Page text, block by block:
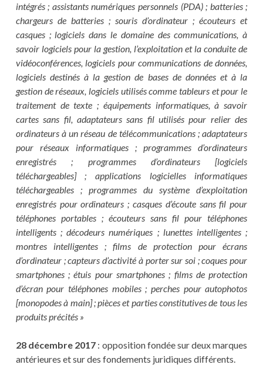
intégrés ; assistants numériques personnels (PDA) ; batteries ;
chargeurs de batteries ; souris d’ordinateur ; écouteurs et
casques ; logiciels dans le domaine des communications, à
savoir logiciels pour la gestion, l’exploitation et la conduite de
vidéoconférences, logiciels pour communications de données,
logiciels destinés à la gestion de bases de données et à la
gestion de réseaux, logiciels utilisés comme tableurs et pour le
traitement de texte ; équipements informatiques, à savoir
cartes sans fil, adaptateurs sans fil utilisés pour relier des
ordinateurs à un réseau de télécommunications ; adaptateurs
pour réseaux informatiques ; programmes d’ordinateurs
enregistrés ; programmes d’ordinateurs [logiciels
téléchargeables] ; applications logicielles informatiques
téléchargeables ; programmes du système d’exploitation
enregistrés pour ordinateurs ; casques d’écoute sans fil pour
téléphones portables ; écouteurs sans fil pour téléphones
intelligents ; décodeurs numériques ; lunettes intelligentes ;
montres intelligentes ; films de protection pour écrans
d’ordinateur ; capteurs d’activité à porter sur soi ; coques pour
smartphones ; étuis pour smartphones ; films de protection
d’écran pour téléphones mobiles ; perches pour autophotos
[monopodes à main] ; pièces et parties constitutives de tous les
produits précités »
28 décembre 2017 : opposition fondée sur deux marques
antérieures et sur des fondements juridiques différents.